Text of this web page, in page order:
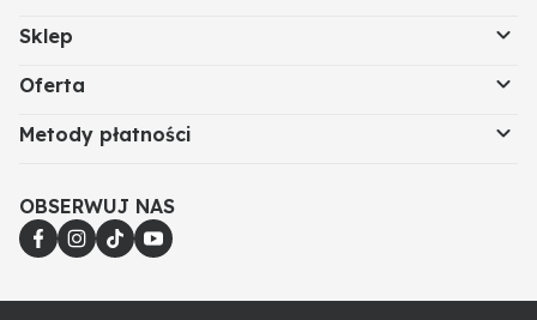
Sklep
Oferta
Metody płatności
OBSERWUJ NAS